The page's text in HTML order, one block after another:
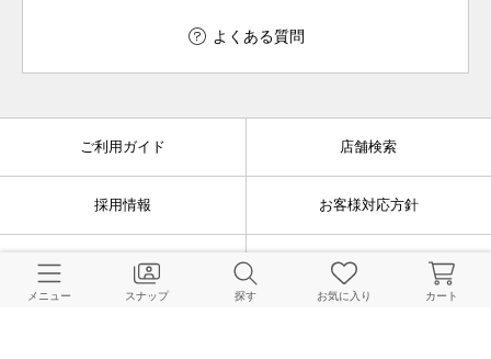
よくある質問
ご利用ガイド 店舗検索
採用情報 お客様対応方針
利用規約 企業情報
メニュー スナップ 探す お気に入り カート